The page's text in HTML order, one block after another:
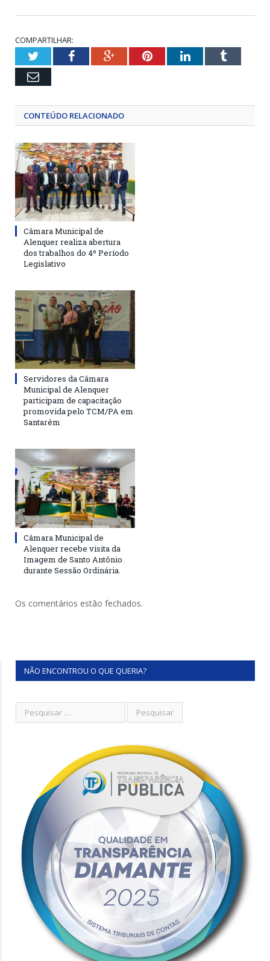
COMPARTILHAR:
TwitterFacebookGoogle+PinterestLinkedInTumblr
Email
CONTEÚDO RELACIONADO
Câmara Municipal de
Alenquer realiza abertura
dos trabalhos do 4º Período
Legislativo
Servidores da Câmara
Municipal de Alenquer
participam de capacitação
promovida pelo TCM/PA em
Santarém
Câmara Municipal de
Alenquer recebe visita da
Imagem de Santo Antônio
durante Sessão Ordinária.
Os comentários estão fechados.
NÃO ENCONTROU O QUE QUERIA?